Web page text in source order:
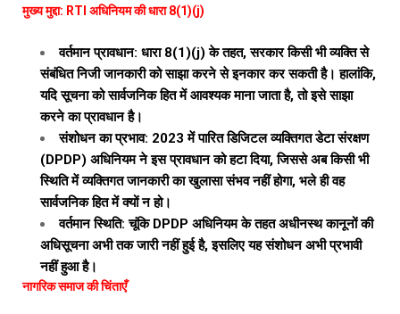
मुख्य मुद्दा: RTI अधिनियम की धारा 8(1)(j)
वर्तमान प्रावधान: धारा 8(1)(j) के तहत, सरकार किसी भी व्यक्ति से
संबंधित निजी जानकारी को साझा करने से इनकार कर सकती है। हालांकि,
यदि सूचना को सार्वजनिक हित में आवश्यक माना जाता है, तो इसे साझा
करने का प्रावधान है।
संशोधन का प्रभाव: 2023 में पारित डिजिटल व्यक्तिगत डेटा संरक्षण
(DPDP) अधिनियम ने इस प्रावधान को हटा दिया, जिससे अब किसी भी
स्थिति में व्यक्तिगत जानकारी का खुलासा संभव नहीं होगा, भले ही वह
सार्वजनिक हित में क्यों न हो।
वर्तमान स्थिति: चूंकि DPDP अधिनियम के तहत अधीनस्थ कानूनों की
अधिसूचना अभी तक जारी नहीं हुई है, इसलिए यह संशोधन अभी प्रभावी
नहीं हुआ है।
नागरिक समाज की चिंताएँ